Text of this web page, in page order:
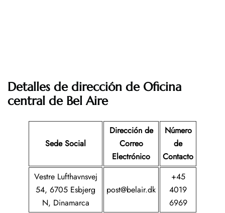
Detalles de dirección de Oficina
central de Bel Aire
Sede Social
Dirección de
Correo
Electrónico
Número
de
Contacto
Vestre Lufthavnsvej
54, 6705 Esbjerg
N, Dinamarca
post@belair.dk
+45
4019
6969